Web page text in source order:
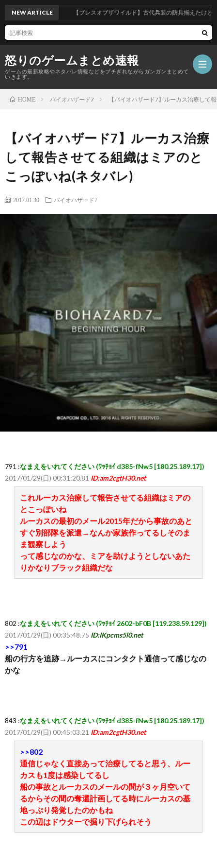
怒りのゲームまとめ速報
ゲームの最新攻略やネタバレ情報などをブチぎれながらガンガンまとめて
いきます。
り
と
め
報】
RSS
一
NEW ARTICLE 【ブレスオブザワイルド】古代兵装の防具揃えたけど武器
HOME バイオハザード7 【バイオハザード7】ルーカス治療して
【バイオハザード7】ルーカス治療
して報告させてる組織はミアのと
こっぽいね(ネタバレ)
2017.01.30 バイオハザード7
791 :なまえをいれてください (ﾜｯﾁｮｲ d385-fNw5 [180.25.189.17])
2017/01/29(日) 00:31:20.81 ID:am2cgtH30.net
これルーカス治療して報告させてる組織はミアの
とこっぽいね
ルーカスの最初のメール2015年だから事故のあと
すぐ別部隊を派遣→なんか家族作ってるしそのま
ま観察しよう
って感じなのかな、ミアを助けようとしないあた
りかなりブラック組織だな
802 :なまえをいれてください (ﾜｯﾁｮｲ 2602-bF0B [119.238.59.129])
2017/01/29(日) 00:35:48.75 ID:IKpcms5l0.net
>>791
船の行方を追跡→ルーカスにコンタクト通信って感じなの
かな
843 :なまえをいれてください (ﾜｯﾁｮｲ d385-fNw5 [180.25.189.17])
2017/01/29(日) 00:45:03.21 ID:am2cgtH30.net
>>802
通信じゃなく直接あって治療してると思う、ルー
カスも1度は感染してるし
船の事故とルーカスのメールの間が３ヶ月空いて
るからその間の奪還計画してる時にルーカスの基
地っぷり発覚したのかもね
この辺はドウターで掘り下げられそう